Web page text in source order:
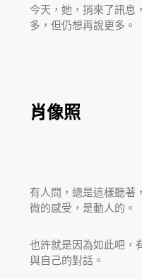
今天，她，捎來了訊息
多，但仍想再說更多。
肖像照
有人問，總是這樣聽著
微的感受，是動人的。
也許就是因為如此吧，
與自己的對話。